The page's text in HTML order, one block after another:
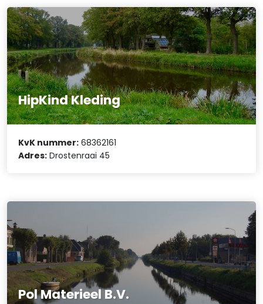
HipKind Kleding
KvK nummer: 68362161
Adres: Drostenraai 45
Pol Materieel B.V.